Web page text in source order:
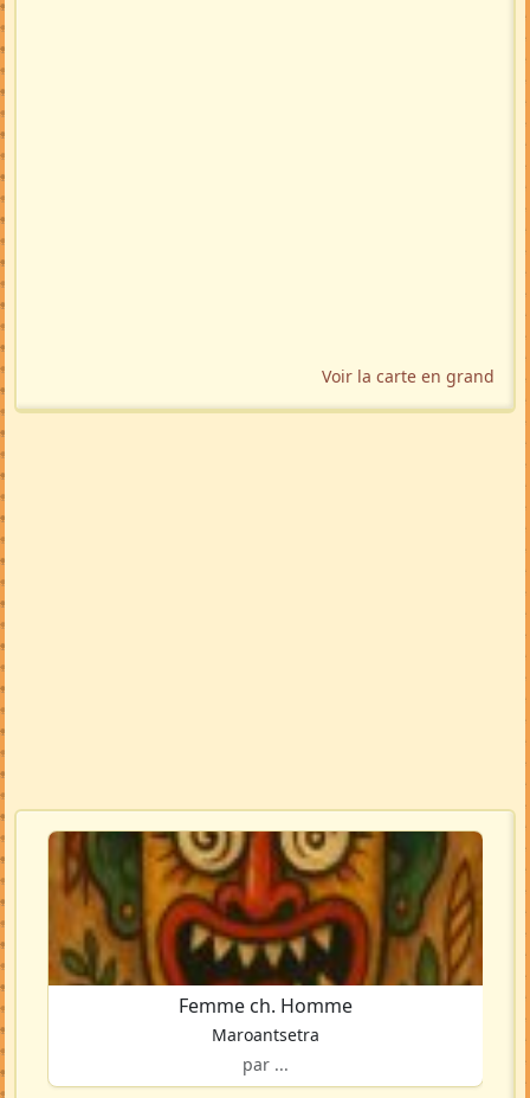
Voir la carte en grand
Femme ch. Homme
Maroantsetra
par ...